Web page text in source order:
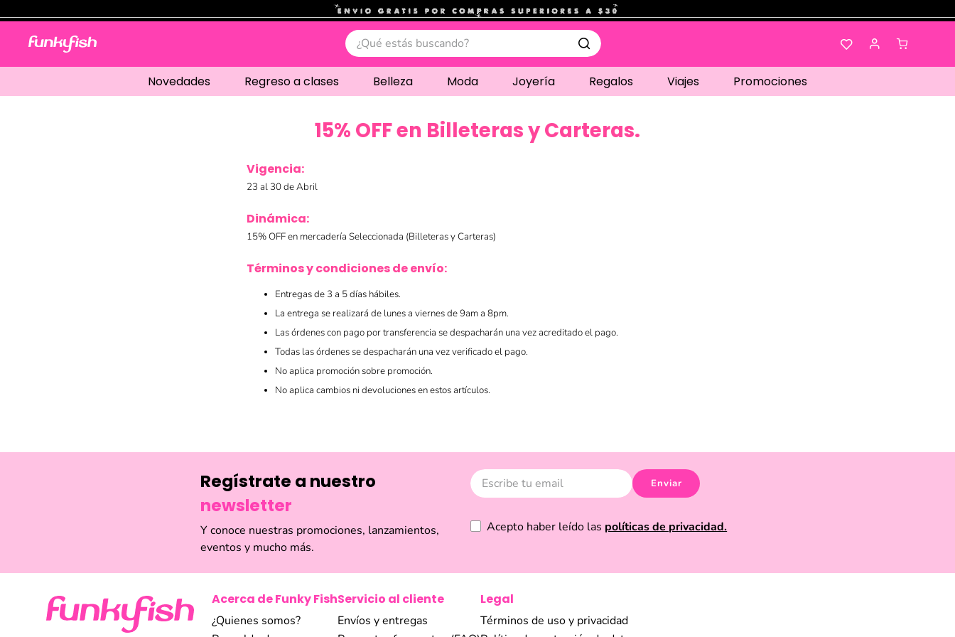
.
¿Qué estás buscando?
Novedades Regreso a clases Belleza Moda Joyería Regalos Viajes Promociones
15% OFF en Billeteras y Carteras.
Vigencia:
23 al 30 de Abril
Dinámica:
15% OFF en mercadería Seleccionada (Billeteras y Carteras)
Términos y condiciones de envío:
Entregas de 3 a 5 días hábiles.
La entrega se realizará de lunes a viernes de 9am a 8pm.
Las órdenes con pago por transferencia se despacharán una vez acreditado el pago.
Todas las órdenes se despacharán una vez verificado el pago.
No aplica promoción sobre promoción.
No aplica cambios ni devoluciones en estos artículos.
Regístrate a nuestro
newsletter
Y conoce nuestras promociones, lanzamientos,
eventos y mucho más.
Enviar
Acepto haber leído las políticas de privacidad.
Acerca de Funky Fish
¿Quienes somos?
Servicio al cliente
Envíos y entregas
Legal
Términos de uso y privacidad